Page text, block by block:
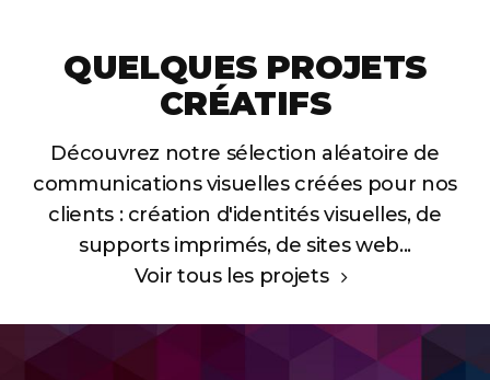
QUELQUES PROJETS
CRÉATIFS
Découvrez notre sélection aléatoire de
communications visuelles créées pour nos
clients : création d'identités visuelles, de
supports imprimés, de sites web...
Voir tous les projets